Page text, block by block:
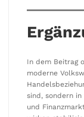
In dem Beitrag
moderne
sind, sondern
und